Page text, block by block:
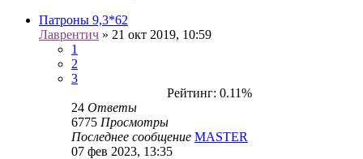
Патроны 9,3*62
Лаврентич » 21 окт 2019, 10:59
1
2
3
Рейтинг: 0.11%
24 Ответы
6775 Просмотры
Последнее сообщение MASTER
07 фев 2023, 13:35